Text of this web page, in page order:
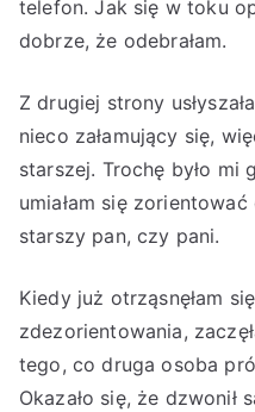
telefon. Jak się w toku
dobrze, że odebrałam.
Z drugiej strony
nieco załamujący się,
starszej. Trochę było mi
umiałam się
starszy pan, czy pani.
Kiedy już otrząsnęłam
zdezorientowania,
tego, co druga osoba
Okazało się, że dzwonił